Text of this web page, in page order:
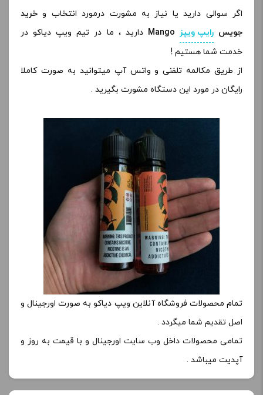
اگر سوالی دارید یا نیاز به مشورت درمورد انتخاب و خرید
جویسرایپ ویپز
دارید ، ما در تیم ویپ دیاکو در
خدمت شما هستیم !
از طریق مکالمه تلفنی و واتس آپ میتوانید به صورت کاملا
رایگان در مورد این دستگاه مشورت بگیرید .
تمام محصولات فروشگاه آنلاین ویپ دیاکو به صورت اورجینال و
اصل تقدیم شما میگردد .
تمامی محصولات داخل وب سایت اورجینال و با قیمت به روز و
آپدیت میباشد .